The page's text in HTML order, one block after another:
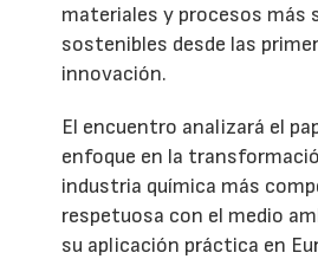
materiales y procesos más
sostenibles desde las
innovación.
El encuentro analizará el
enfoque en la
industria química más
respetuosa con el medio
su aplicación práctica en